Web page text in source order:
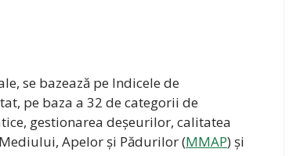
se bazează pe Indicele de
pe baza a 32 de categorii de
gestionarea deșeurilor, calitatea
Apelor și Pădurilor (MMAP) și